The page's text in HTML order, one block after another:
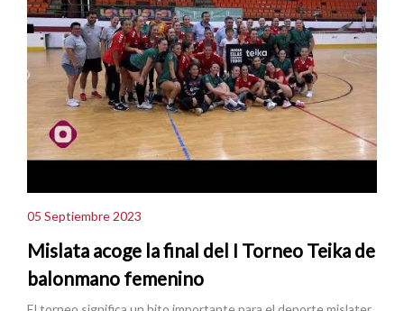
05 Septiembre 2023
Mislata acoge la final del I Torneo Teika de
balonmano femenino